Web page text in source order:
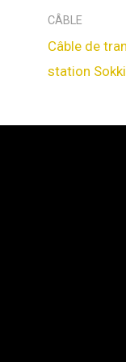
CÂBLE
Câble de
station